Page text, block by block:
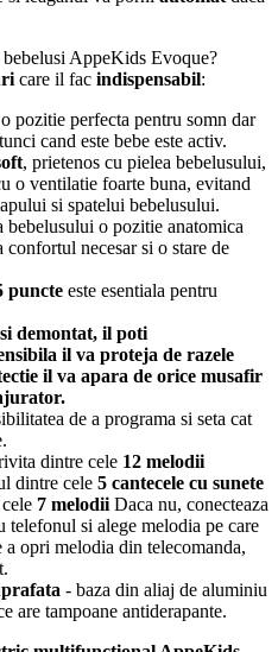
AppeKids Evoque?
care il fac indispensabil:
pozitie perfecta pentru somn dar
cand este bebe este activ.
, prietenos cu pielea bebelusului,
o ventilatie foarte buna, evitand
si spatelui bebelusului.
bebelusului o pozitie anatomica
necesar si o stare de
puncte este esentiala pentru
demontat, il poti
il va proteja de razele
il va apara de orice musafir
de a programa si seta cat
dintre cele 12 melodii
dintre cele 5 cantecele cu sunete
7 melodii Daca nu, conecteaza
telefonul si alege melodia pe care
opri melodia din telecomanda,
- baza din aliaj de aluminiu
are tampoane antiderapante.